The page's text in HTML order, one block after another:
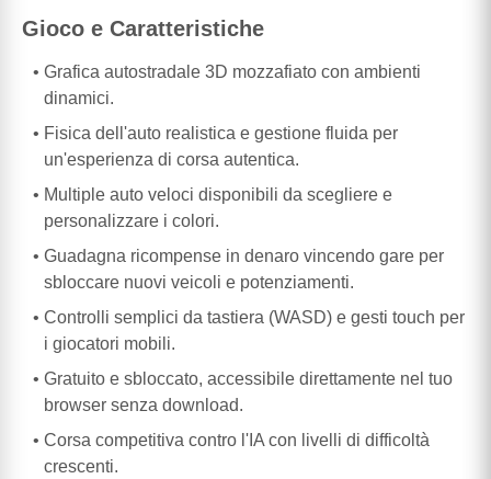
Gioco e Caratteristiche
Grafica autostradale 3D mozzafiato con ambienti
dinamici.
Fisica dell'auto realistica e gestione fluida per
un'esperienza di corsa autentica.
Multiple auto veloci disponibili da scegliere e
personalizzare i colori.
Guadagna ricompense in denaro vincendo gare per
sbloccare nuovi veicoli e potenziamenti.
Controlli semplici da tastiera (WASD) e gesti touch per
i giocatori mobili.
Gratuito e sbloccato, accessibile direttamente nel tuo
browser senza download.
Corsa competitiva contro l'IA con livelli di difficoltà
crescenti.